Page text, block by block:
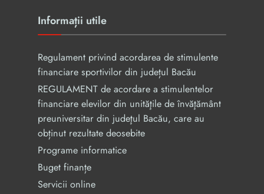
Informații utile
Regulament privind acordarea de stimulente
financiare sportivilor din județul Bacău
REGULAMENT de acordare a stimulentelor
financiare elevilor din unităţile de învăţământ
preuniversitar din judeţul Bacău, care au
obținut rezultate deosebite
Programe informatice
Buget finanțe
Servicii online